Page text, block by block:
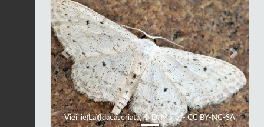
Vieillie(La)(Idaeaseriata) © D. Morel - CC BY-NC-SA
Previous Next